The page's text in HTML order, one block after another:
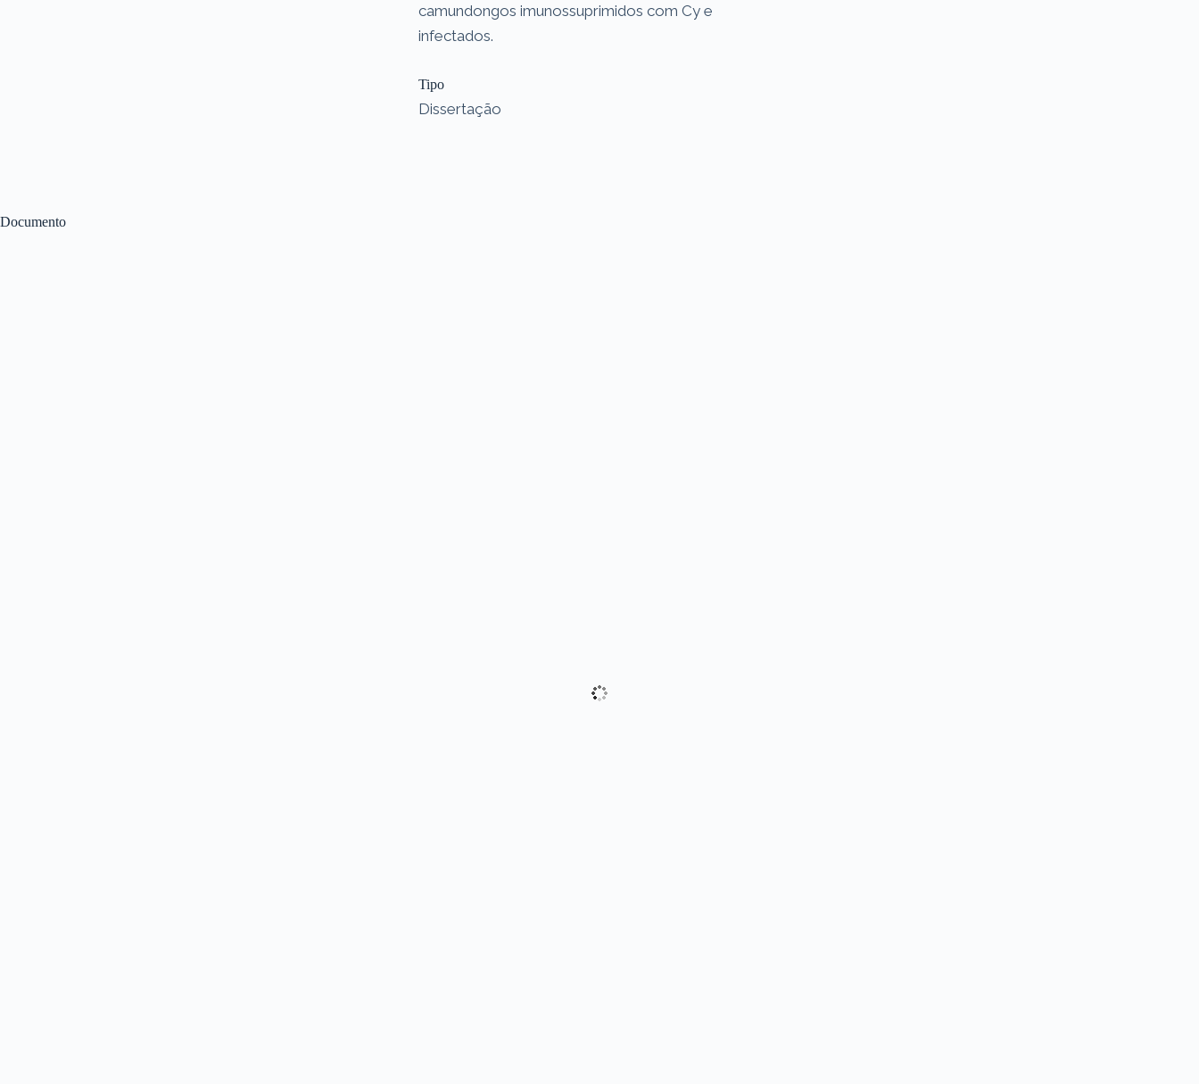
Documento
camundongos imunossuprimidos com Cy e
infectados.
Tipo
Dissertação